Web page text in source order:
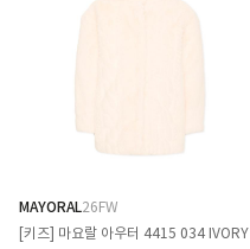
MAYORAL26FW
[키즈] 마요랄 아우터 4415 034 IVORY